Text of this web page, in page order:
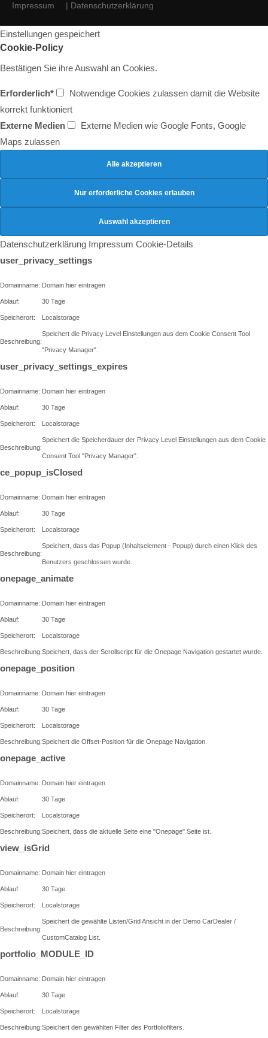
Impressum
| Datenschutzerklärung
Einstellungen gespeichert
Cookie-Policy
Bestätigen Sie ihre Auswahl an Cookies.
Erforderlich*
Notwendige Cookies zulassen damit die Website
korrekt funktioniert
Externe Medien
Externe Medien wie Google Fonts, Google
Maps zulassen
Datenschutzerklärung Impressum Cookie-Details
user_privacy_settings
Domainname: Domain hier eintragen
Ablauf: 30 Tage
Speicherort: Localstorage
Beschreibung:
Speichert die Privacy Level Einstellungen aus dem Cookie Consent Tool
"Privacy Manager".
user_privacy_settings_expires
Domainname: Domain hier eintragen
Ablauf: 30 Tage
Speicherort: Localstorage
Beschreibung:
Speichert die Speicherdauer der Privacy Level Einstellungen aus dem Cookie
Consent Tool "Privacy Manager".
ce_popup_isClosed
Domainname: Domain hier eintragen
Ablauf: 30 Tage
Speicherort: Localstorage
Beschreibung:
Speichert, dass das Popup (Inhaltselement - Popup) durch einen Klick des
Benutzers geschlossen wurde.
onepage_animate
Domainname: Domain hier eintragen
Ablauf: 30 Tage
Speicherort: Localstorage
Beschreibung:Speichert, dass der Scrollscript für die Onepage Navigation gestartet wurde.
onepage_position
Domainname: Domain hier eintragen
Ablauf: 30 Tage
Speicherort: Localstorage
Beschreibung:Speichert die Offset-Position für die Onepage Navigation.
onepage_active
Domainname: Domain hier eintragen
Ablauf: 30 Tage
Speicherort: Localstorage
Beschreibung:Speichert, dass die aktuelle Seite eine "Onepage" Seite ist.
view_isGrid
Domainname: Domain hier eintragen
Ablauf: 30 Tage
Speicherort: Localstorage
Beschreibung:
Speichert die gewählte Listen/Grid Ansicht in der Demo CarDealer /
CustomCatalog List.
portfolio_MODULE_ID
Domainname: Domain hier eintragen
Ablauf: 30 Tage
Speicherort: Localstorage
Beschreibung:Speichert den gewählten Filter des Portfoliofilters.